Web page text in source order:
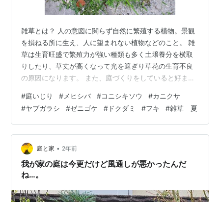
雑草とは？ 人の意図に関らず自然に繁殖する植物。景観
を損ねる所に生え、人に望まれない植物などのこと。 雑
草は生育旺盛で繁殖力が強い種類も多く土壌養分を横取
りしたり、草丈が高くなって光を遮ぎり草花の生育不良
の原因になります。 また、庭づくりをしていると好まし
この暑い夏に旺盛に生長する雑草が我が家の庭で自由気
ままに振る舞い、私を困らせる雑草ベスト5位を挙げたい
と思います。 困った雑草第1位：メヒシバ 生えて欲しく
ない場所に生えるメヒシバ。 メヒシバ メヒシバの繁殖力
は凄く気が付いたらあちこちに生え、しかも一番暑い夏
頃から草丈が伸び始め サンダルを…
#庭いじり # メヒシバ #コニシキソウ #カニクサ
#ヤブガラシ #ゼニゴケ # ドクダミ #フキ #雑草 夏
庭と家 • 2年前
我が家の庭は今更だけど風通しが悪かったんだ
ね…。